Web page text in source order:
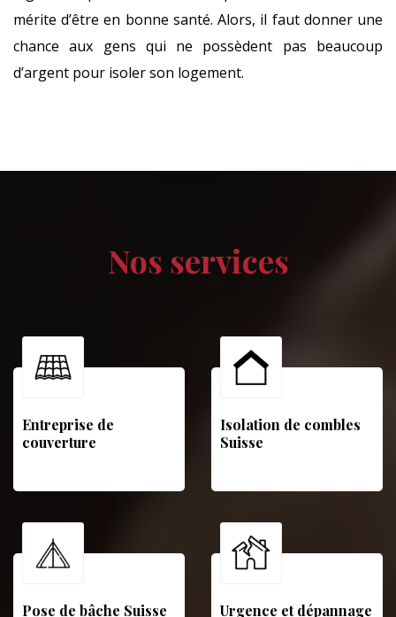
mérite d’être en bonne santé. Alors, il faut donner une
chance aux gens qui ne possèdent pas beaucoup
d’argent pour isoler son logement.
Nos services
Entreprise de
couverture
Isolation de combles
Suisse
Pose de bâche Suisse
Urgence et dépannage